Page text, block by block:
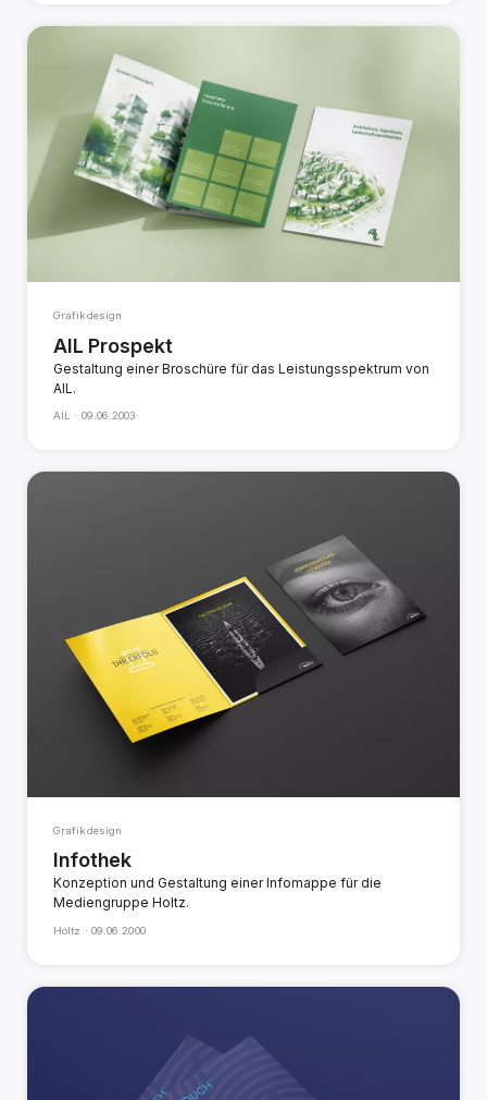
Grafikdesign
AIL Prospekt
Gestaltung einer Broschüre für das Leistungsspektrum von
AIL.
AIL · 09.06.2003
Grafikdesign
Infothek
Konzeption und Gestaltung einer Infomappe für die
Mediengruppe Holtz.
Holtz · 09.06.2000